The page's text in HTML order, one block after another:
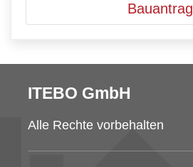
Bauantrag
ITEBO GmbH
Alle Rechte vorbehalten